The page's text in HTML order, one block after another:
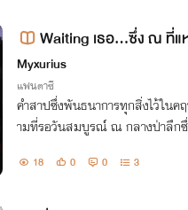
Waiting เธอ...ซึ่ง ณ ที่แ
Myxurius
แฟนตาซี
คำสาปซึ่งพันธนาการทุกสิ่งไว้ใน
ามที่รอวันสมบูรณ์ ณ กลางป่าลึกซึ่
18 0 0 3